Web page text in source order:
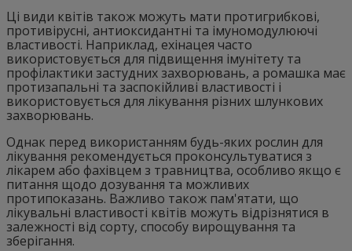
Ці види квітів також можуть мати протигрибкові,
противірусні, антиоксидантні та імуномодулюючі
властивості. Наприклад, ехінацея часто
використовується для підвищення імунітету та
профілактики застудних захворювань, а ромашка має
протизапальні та заспокійливі властивості і
використовується для лікування різних шлункових
захворювань.
Однак перед використанням будь-яких рослин для
лікування рекомендується проконсультуватися з
лікарем або фахівцем з травництва, особливо якщо є
питання щодо дозування та можливих
протипоказань. Важливо також пам'ятати, що
лікувальні властивості квітів можуть відрізнятися в
залежності від сорту, способу вирощування та
зберігання.